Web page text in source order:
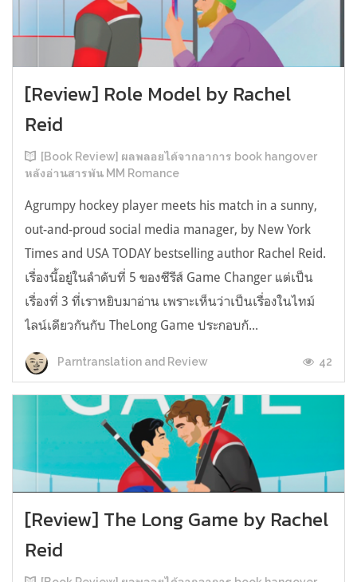
[Review] Role Model by Rachel
Reid
[Book Review] ผลพลอยได้จากอาการ book hangover
หลังอ่านสารพัน MM Romance
Agrumpy hockey player meets his match in a sunny,
out-and-proud social media manager, by New York
Times and USA TODAY bestselling author Rachel Reid.
เรื่องนี้อยู่ในลำดับที่ 5 ของซีรีส์ Game Changer แต่เป็น
เรื่องที่ 3 ที่เราหยิบมาอ่าน เพราะเห็นว่าเป็นเรื่องในไทม์
ไลน์เดียวกันกับ TheLong Game ประกอบกั...
Parntranslation and Review 42
[Review] The Long Game by Rachel
Reid